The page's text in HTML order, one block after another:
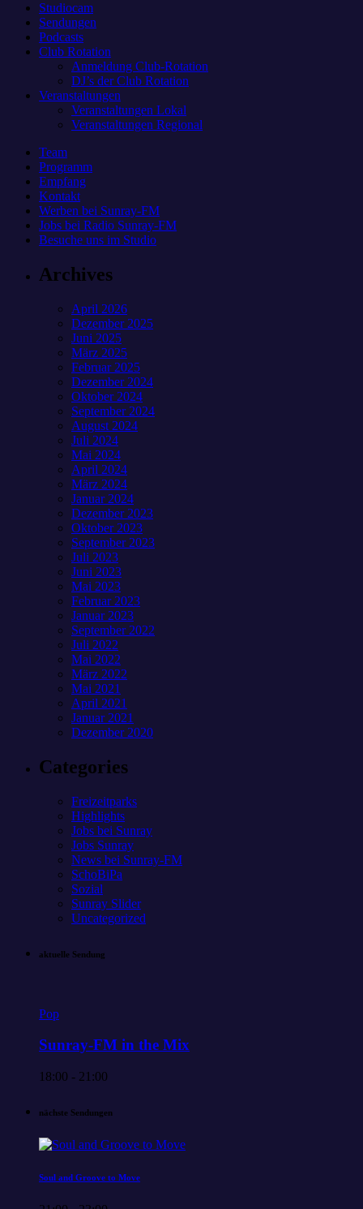
Studiocam
Sendungen
Podcasts
Club Rotation
Anmeldung Club-Rotation
DJ’s der Club Rotation
Veranstaltungen
Veranstaltungen Lokal
Veranstaltungen Regional
Team
Programm
Empfang
Kontakt
Werben bei Sunray-FM
Jobs bei Radio Sunray-FM
Besuche uns im Studio
Archives
April 2026
Dezember 2025
Juni 2025
März 2025
Februar 2025
Dezember 2024
Oktober 2024
September 2024
August 2024
Juli 2024
Mai 2024
April 2024
März 2024
Januar 2024
Dezember 2023
Oktober 2023
September 2023
Juli 2023
Juni 2023
Mai 2023
Februar 2023
Januar 2023
September 2022
Juli 2022
Mai 2022
März 2022
Mai 2021
April 2021
Januar 2021
Dezember 2020
Categories
Freizeitparks
Highlights
Jobs bei Sunray
Jobs Sunray
News bei Sunray-FM
SchoBiPa
Sozial
Sunray Slider
Uncategorized
aktuelle Sendung
Pop
Sunray-FM in the Mix
18:00 - 21:00
nächste Sendungen
Soul and Groove to Move